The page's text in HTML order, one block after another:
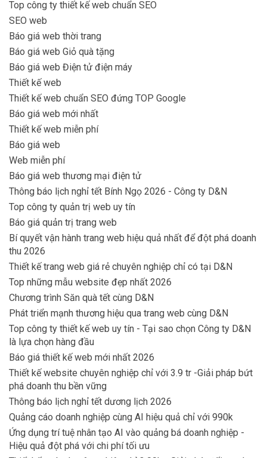
Top công ty thiết kế web chuẩn SEO
SEO web
Báo giá web thời trang
Báo giá web Giỏ quà tặng
Báo giá web Điện tử điện máy
Thiết kế web
Thiết kế web chuẩn SEO đứng TOP Google
Báo giá web mới nhất
Thiết kế web miễn phí
Báo giá web
Web miễn phí
Báo giá web thương mại điện tử
Thông báo lịch nghỉ tết Bính Ngọ 2026 - Công ty D&N
Top công ty quản trị web uy tín
Báo giá quản trị trang web
Bí quyết vận hành trang web hiệu quả nhất để đột phá doanh
thu 2026
Thiết kế trang web giá rẻ chuyên nghiệp chỉ có tại D&N
Top những mẫu website đẹp nhất 2026
Chương trình Săn quà tết cùng D&N
Phát triển mạnh thương hiệu qua trang web cùng D&N
Top công ty thiết kế web uy tín - Tại sao chọn Công ty D&N
là lựa chọn hàng đầu
Báo giá thiết kế web mới nhất 2026
Thiết kế website chuyên nghiệp chỉ với 3.9 tr -Giải pháp bứt
phá doanh thu bền vững
Thông báo lịch nghỉ tết dương lịch 2026
Quảng cáo doanh nghiệp cùng AI hiệu quả chỉ với 990k
Ứng dụng trí tuệ nhân tạo AI vào quảng bá doanh nghiệp -
Hiệu quả đột phá với chi phí tối ưu